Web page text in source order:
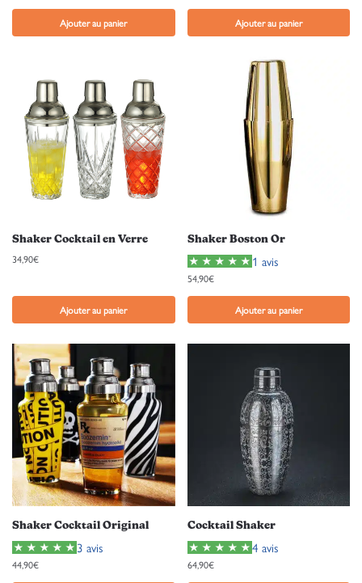
Ajouter au panier Ajouter au panier
Shaker Cocktail en Verre
34,90€
Ajouter au panier
Shaker Boston Or
1 avis
54,90€
Ajouter au panier
Shaker Cocktail Original
3 avis
44,90€
Cocktail Shaker
4 avis
64,90€